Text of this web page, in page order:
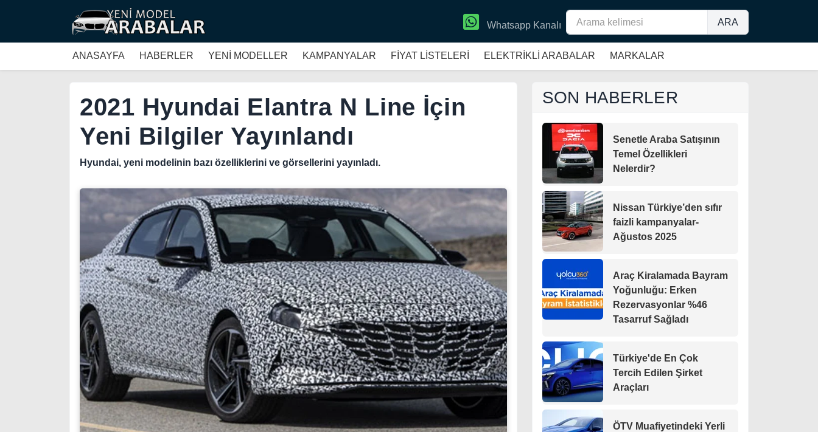
ARA
Whatsapp Kanalı
ANASAYFA HABERLER YENİ MODELLER KAMPANYALAR FİYAT LİSTELERİ ELEKTRİKLİ ARABALAR MARKALAR
2021 Hyundai Elantra N Line İçin
Yeni Bilgiler Yayınlandı
Hyundai, yeni modelinin bazı özelliklerini ve görsellerini yayınladı.
SON HABERLER
Senetle Araba Satışının
Temel Özellikleri
Nelerdir?
Nissan Türkiye’den sıfır
faizli kampanyalar-
Ağustos 2025
Araç Kiralamada Bayram
Yoğunluğu: Erken
Rezervasyonlar %46
Tasarruf Sağladı
Türkiye'de En Çok
Tercih Edilen Şirket
Araçları
ÖTV Muafiyetindeki Yerli